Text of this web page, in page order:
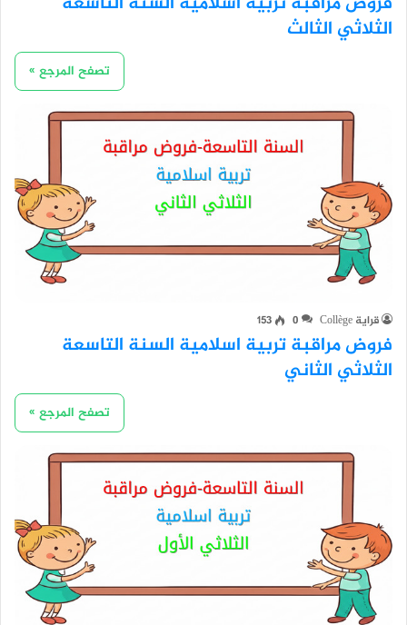
الثلاثي الثالث
تصفح المرجع »
قراية Collège 0
153
فروض مراقبة تربية اسلامية السنة التاسعة
الثلاثي الثاني
تصفح المرجع »